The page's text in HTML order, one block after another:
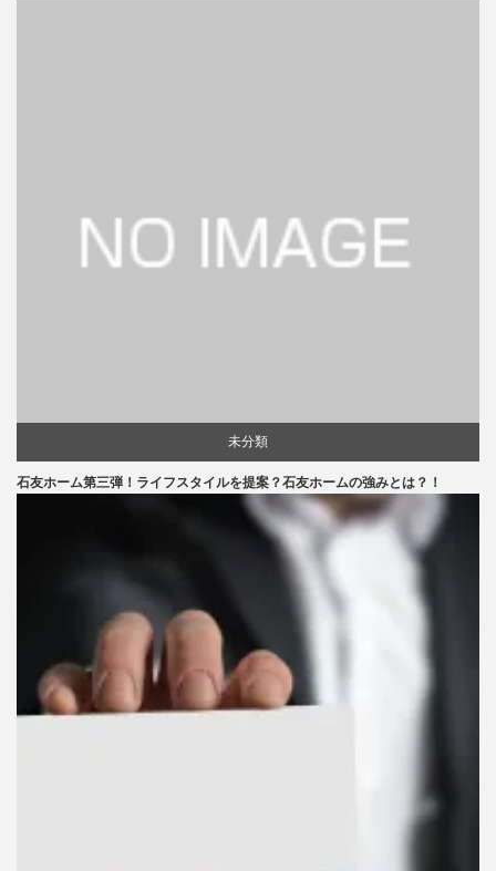
未分類
石友ホーム第三弾！ライフスタイルを提案？石友ホームの強みとは？！